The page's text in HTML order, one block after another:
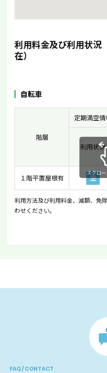
利用料金及び利用状
在）
自転車
階層
定期満空
利用状況
１階平置屋根有 空
スクロ
利用方法及び利用料金、減額、免
わせください。
FAQ / CONTACT